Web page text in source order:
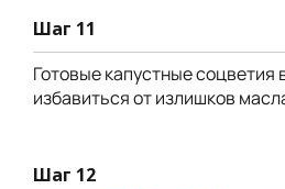
Шаг 11
Готовые капустные
избавиться от излишков
Шаг 12